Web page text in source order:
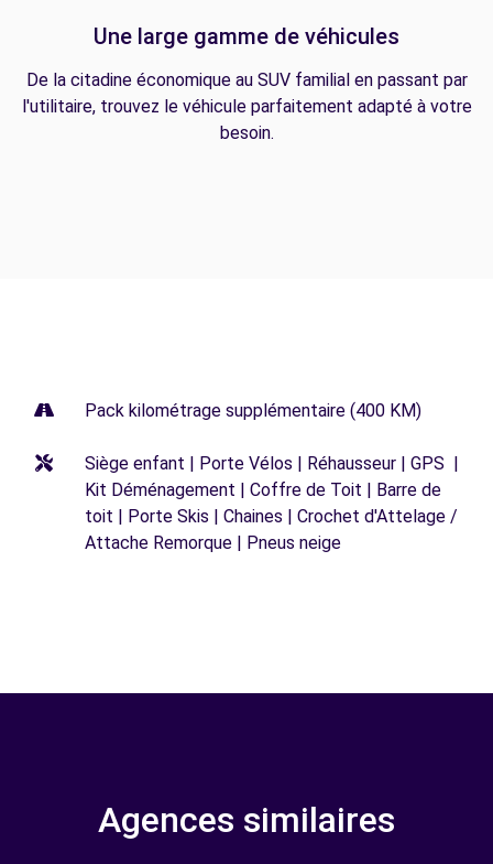
Une large gamme de véhicules
De la citadine économique au SUV familial en passant par
l'utilitaire, trouvez le véhicule parfaitement adapté à votre
besoin.
Pack kilométrage supplémentaire (400 KM)
Siège enfant | Porte Vélos | Réhausseur | GPS |
Kit Déménagement | Coffre de Toit | Barre de
toit | Porte Skis | Chaines | Crochet d'Attelage /
Attache Remorque | Pneus neige
Agences similaires